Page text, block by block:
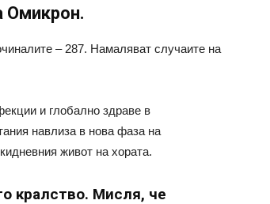
Омикрон.
– 287. Намаляват случаите на
и глобално здраве в
навлиза в нова фаза на
живот на хората.
кралство. Мисля, че